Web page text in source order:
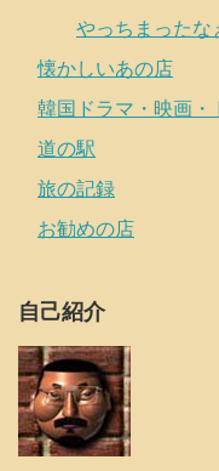
やっちまったな
懐かしいあの店
韓国ドラマ・映画・
道の駅
旅の記録
お勧めの店
自己紹介